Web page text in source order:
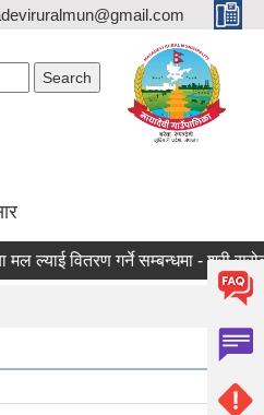
वितरण गर्ने सम्बन्धमा - श्री